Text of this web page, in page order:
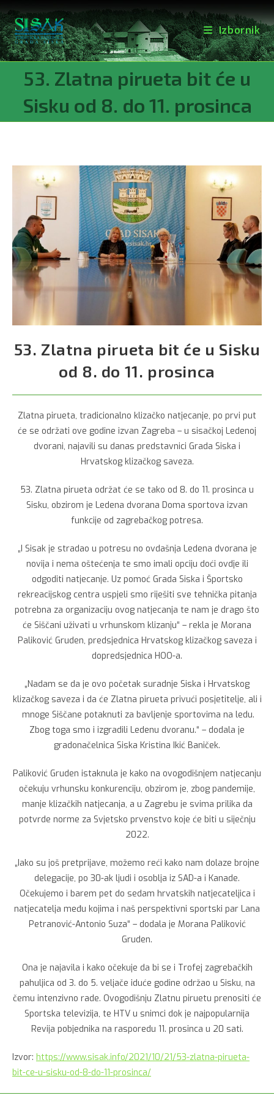
sadržaj
Izbornik
53. Zlatna pirueta bit će u
Sisku od 8. do 11. prosinca
53. Zlatna pirueta bit će u Sisku
od 8. do 11. prosinca
Zlatna pirueta, tradicionalno klizačko natjecanje, po prvi put
će se održati ove godine izvan Zagreba – u sisačkoj Ledenoj
dvorani, najavili su danas predstavnici Grada Siska i
Hrvatskog klizačkog saveza.
53. Zlatna pirueta održat će se tako od 8. do 11. prosinca u
Sisku, obzirom je Ledena dvorana Doma sportova izvan
funkcije od zagrebačkog potresa.
„I Sisak je stradao u potresu no ovdašnja Ledena dvorana je
novija i nema oštećenja te smo imali opciju doći ovdje ili
odgoditi natjecanje. Uz pomoć Grada Siska i Športsko
rekreacijskog centra uspjeli smo riješiti sve tehnička pitanja
potrebna za organizaciju ovog natjecanja te nam je drago što
će Siščani uživati u vrhunskom klizanju“ – rekla je Morana
Paliković Gruden, predsjednica Hrvatskog klizačkog saveza i
dopredsjednica HOO-a.
„Nadam se da je ovo početak suradnje Siska i Hrvatskog
klizačkog saveza i da će Zlatna pirueta privući posjetitelje, ali i
mnoge Siščane potaknuti za bavljenje sportovima na ledu.
Zbog toga smo i izgradili Ledenu dvoranu.“ – dodala je
gradonačelnica Siska Kristina Ikić Baniček.
Paliković Gruden istaknula je kako na ovogodišnjem natjecanju
očekuju vrhunsku konkurenciju, obzirom je, zbog pandemije,
manje klizačkih natjecanja, a u Zagrebu je svima prilika da
potvrde norme za Svjetsko prvenstvo koje će biti u siječnju
2022.
„Iako su još pretprijave, možemo reći kako nam dolaze brojne
delegacije, po 30-ak ljudi i osoblja iz SAD-a i Kanade.
Očekujemo i barem pet do sedam hrvatskih natjecateljica i
natjecatelja među kojima i naš perspektivni sportski par Lana
Petranović-Antonio Suza“ – dodala je Morana Paliković
Gruden.
Ona je najavila i kako očekuje da bi se i Trofej zagrebačkih
pahuljica od 3. do 5. veljače iduće godine održao u Sisku, na
čemu intenzivno rade. Ovogodišnju Zlatnu piruetu prenositi će
Sportska televizija, te HTV u snimci dok je najpopularnija
Revija pobjednika na rasporedu 11. prosinca u 20 sati.
Izvor: https://www.sisak.info/2021/10/21/53-zlatna-pirueta-
bit-ce-u-sisku-od-8-do-11-prosinca/